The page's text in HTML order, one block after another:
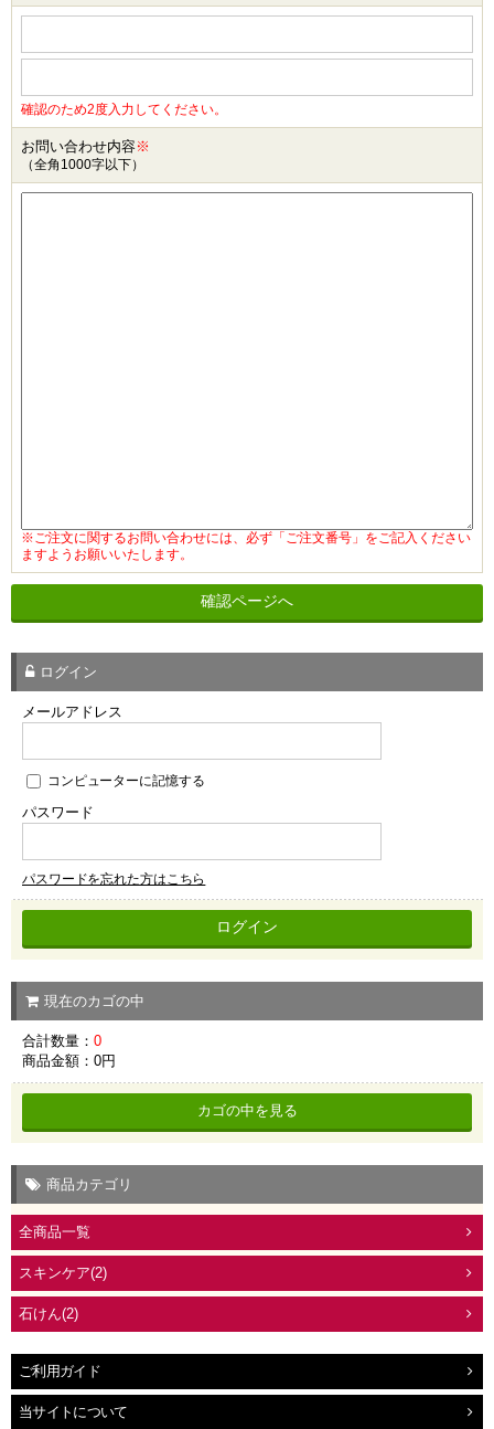
確認のため2度入力してください。
お問い合わせ内容※
（全角1000字以下）
※ご注文に関するお問い合わせには、必ず「ご注文番号」をご記入ください
ますようお願いいたします。
ログイン
メールアドレス
コンピューターに記憶する
パスワード
パスワードを忘れた方はこちら
現在のカゴの中
合計数量： 0
商品金額： 0円
カゴの中を見る
商品カテゴリ
全商品一覧
スキンケア(2)
石けん(2)
ご利用ガイド
当サイトについて